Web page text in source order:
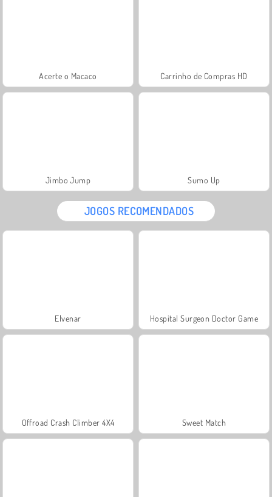
Acerte o Macaco Carrinho de Compras HD
Jimbo Jump Sumo Up
JOGOS RECOMENDADOS
Elvenar Hospital Surgeon Doctor Game
Offroad Crash Climber 4X4 Sweet Match